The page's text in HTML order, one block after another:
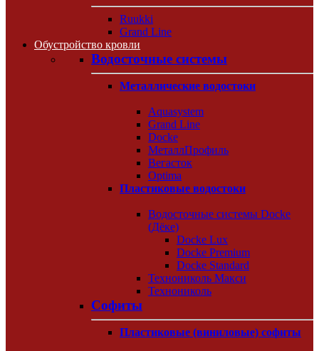
Ruukki
Grand Line
Обустройство кровли
Водосточные системы
Металлические водостоки
Aquasystem
Grand Line
Docke
МеталлПрофиль
Вегасток
Optima
Пластиковые водостоки
Водосточные системы Docke
(Дёке)
Docke Lux
Docke Premium
Docke Standard
Технониколь Макси
Технониколь
Софиты
Пластиковые (виниловые) софиты